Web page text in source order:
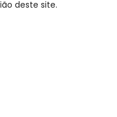
deste site.